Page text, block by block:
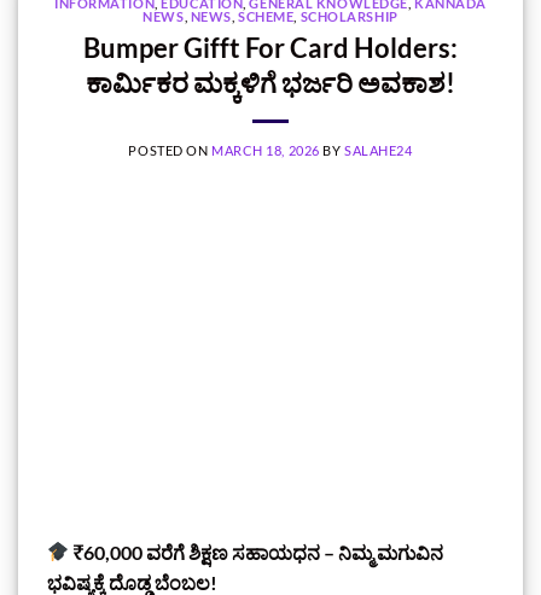
NEWS NEWS ,SCHEME SCHOLARSHIP
Bumper Gifft For Card Holders:
ಕಾರ್ಮಿಕರ ಮಕ್ಕಳಿಗೆ ಭರ್ಜರಿ ಅವಕಾಶ!
POSTED ON MARCH 18, 2026 BYSALAHE24
₹60,000 ವರೆಗೆ ಶಿಕ್ಷಣ ಸಹಾಯಧನ – ನಿಮ್ಮ ಮಗುವಿನ
ಭವಿಷ್ಯಕ್ಕೆ ದೊಡ್ಡ ಬೆಂಬಲ!